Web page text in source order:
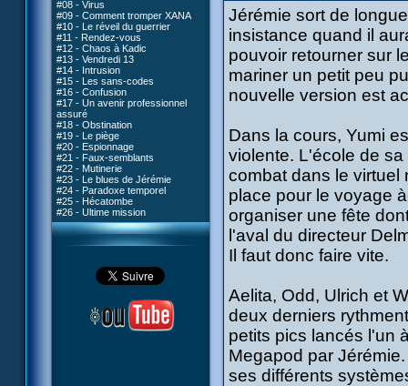
#08 - Virus
#09 - Comment tromper XANA
#10 - Le réveil du guerrier
#11 - Rendez-vous
#12 - Chaos à Kadic
#13 - Vendredi 13
#14 - Intrusion
#15 - Les sans-codes
#16 - Confusion
#17 - Un avenir professionnel
assuré
#18 - Obstination
#19 - Le piège
#20 - Espionnage
#21 - Faux-semblants
#22 - Mutinerie
#23 - Le blues de Jérémie
#24 - Paradoxe temporel
#25 - Hécatombe
#26 - Ultime mission
Jérémie sort de
insistance quand il
pouvoir retourner sur
mariner un petit peu
nouvelle version est
Dans la cours, Yumi
violente. L'école de
combat dans le virtuel
place pour le voyage
organiser une fête
l'aval du directeur
Il faut donc faire vite.
Aelita, Odd, Ulrich et
deux derniers
petits pics lancés l'un
Megapod par
ses différents